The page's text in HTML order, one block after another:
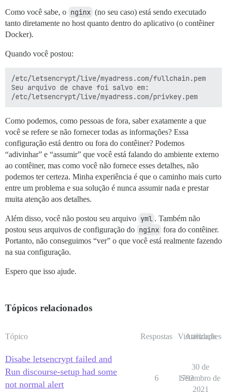
Como você sabe, o nginx (no seu caso) está sendo executado
tanto diretamente no host quanto dentro do aplicativo (o contêiner
Docker).
Quando você postou:
/etc/letsencrypt/live/myadress.com/fullchain.pem
Seu arquivo de chave foi salvo em:
Como podemos, como pessoas de fora, saber exatamente a que
você se refere se não fornecer todas as informações? Essa
configuração está dentro ou fora do contêiner? Podemos
“adivinhar” e “assumir” que você está falando do ambiente externo
ao contêiner, mas como você não fornece esses detalhes, não
podemos ter certeza. Minha experiência é que o caminho mais curto
entre um problema e sua solução é nunca assumir nada e prestar
muita atenção aos detalhes.
Além disso, você não postou seu arquivo yml . Também não
postou seus arquivos de configuração do nginx fora do contêiner.
Portanto, não conseguimos “ver” o que você está realmente fazendo
na sua configuração.
Espero que isso ajude.
Tópicos relacionados
Tópico Respostas Visualizações
Atividade
Disabe letsencrypt failed and
Run discourse-setup had some
not normal alert
6 1793
30 de
Setembro de
2021